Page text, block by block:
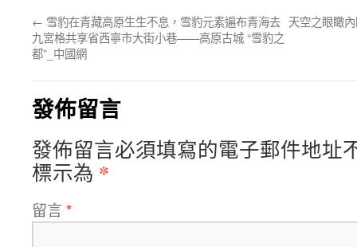
← 雪豹在青藏高原生生不息，雪豹元素遍布青海去
九宮格共享省西寧市大街小巷——高原古城 “雪豹之
都”_中國網
天空之眼瞰
發佈留言
發佈留言必須填寫的電子郵件地址
標示為 *
留言 *